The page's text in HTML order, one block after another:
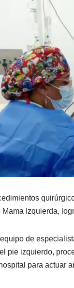
Mama Izquierda,
de
pie izquierdo,
para actuar